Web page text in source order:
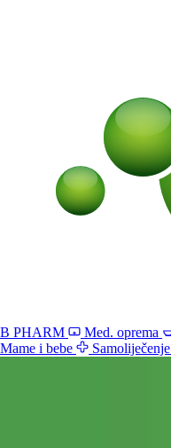
B PHARM Med. oprema
Mame i bebe
Samoliječenje